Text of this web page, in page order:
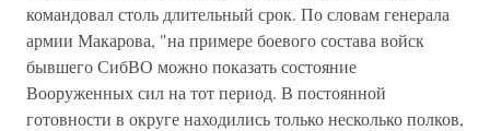
командовал столь длительный срок. По словам генерала
армии Макарова, "на примере боевого состава войск
бывшего СибВО можно показать состояние
Вооруженных сил на тот период. В постоянной
готовности в округе находились только несколько полков,